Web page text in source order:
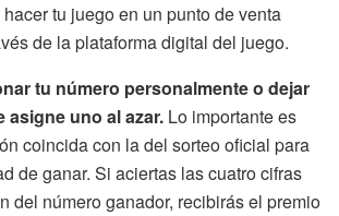
hacer tu juego en un punto de venta
de la plataforma digital del juego.
tu número personalmente o dejar
asigne uno al azar. Lo importante es
coincida con la del sorteo oficial para
de ganar. Si aciertas las cuatro cifras
del número ganador, recibirás el premio